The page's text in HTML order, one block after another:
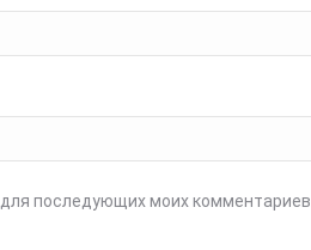
последующих моих комментариев.